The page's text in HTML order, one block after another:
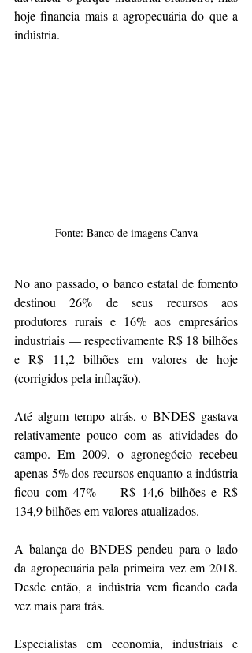
hoje financia mais a agropecuária do que a
indústria.
Fonte: Banco de imagens Canva
No ano passado, o banco estatal de fomento
destinou 26% de seus recursos aos
produtores rurais e 16% aos empresários
industriais — respectivamente R$ 18 bilhões
e R$ 11,2 bilhões em valores de hoje
(corrigidos pela inflação).
Até algum tempo atrás, o BNDES gastava
relativamente pouco com as atividades do
campo. Em 2009, o agronegócio recebeu
apenas 5% dos recursos enquanto a indústria
ficou com 47% — R$ 14,6 bilhões e R$
134,9 bilhões em valores atualizados.
A balança do BNDES pendeu para o lado
da agropecuária pela primeira vez em 2018.
Desde então, a indústria vem ficando cada
vez mais para trás.
Especialistas em economia, industriais e